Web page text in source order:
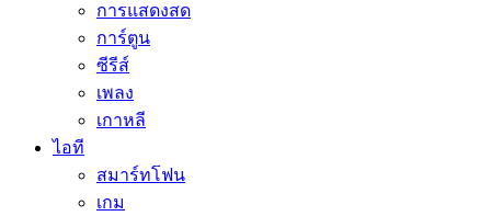
การแสดงสด
การ์ตูน
ซีรีส์
เพลง
เกาหลี
ไอที
สมาร์ทโฟน
เกม